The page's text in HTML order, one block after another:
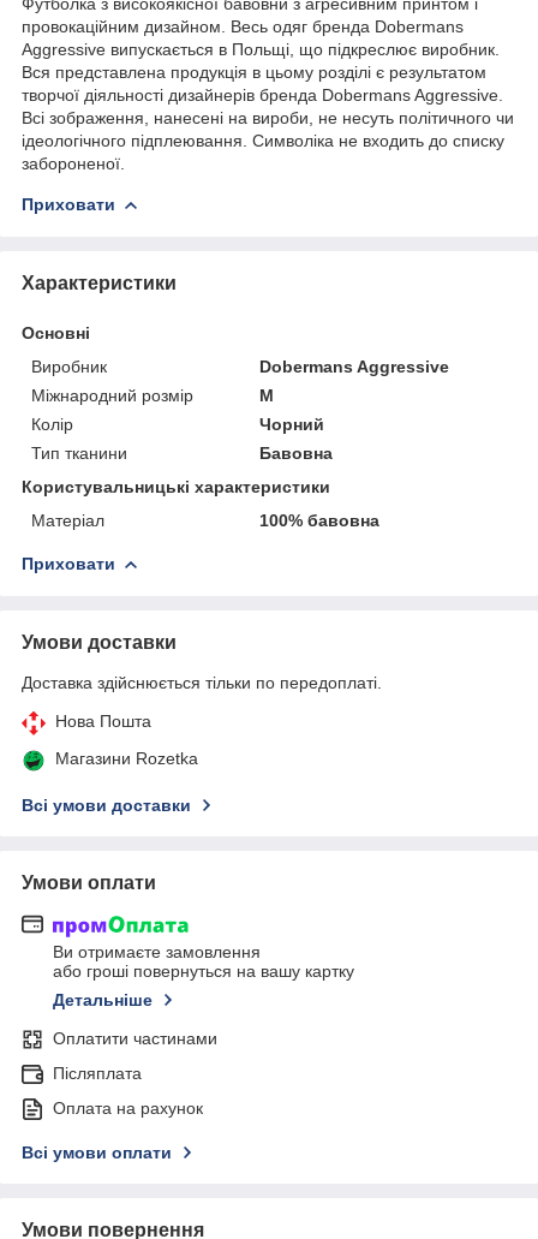
провокаційним дизайном. Весь одяг бренда Dobermans
Aggressive випускається в Польщі, що підкреслює виробник.
Вся представлена продукція в цьому розділі є результатом
творчої діяльності дизайнерів бренда Dobermans Aggressive.
Всі зображення, нанесені на вироби, не несуть політичного чи
ідеологічного підплеювання. Символіка не входить до списку
забороненої.
Приховати
Характеристики
Основні
Виробник
Dobermans Aggressive
Міжнародний розмір
M
Колір
Чорний
Тип тканини
Бавовна
Користувальницькі характеристики
Матеріал
100% бавовна
Приховати
Умови доставки
Доставка здійснюється тільки по передоплаті.
Нова Пошта
Магазини Rozetka
Всі умови доставки
Умови оплати
Ви отримаєте замовлення
або гроші повернуться на вашу картку
Детальніше
Оплатити частинами
Післяплата
Оплата на рахунок
Всі умови оплати
Умови повернення